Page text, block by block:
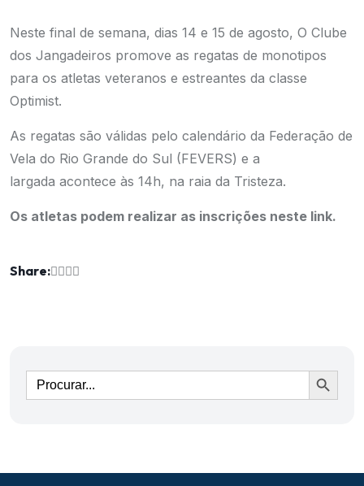
Neste final de semana, dias 14 e 15 de agosto, O Clube
dos Jangadeiros promove as regatas de monotipos
para os atletas veteranos e estreantes da classe
Optimist.
As regatas são válidas pelo calendário da Federação de
Vela do Rio Grande do Sul (FEVERS) e a
largada acontece às 14h, na raia da Tristeza.
Os atletas podem realizar as inscrições neste link.
Share:
Ir